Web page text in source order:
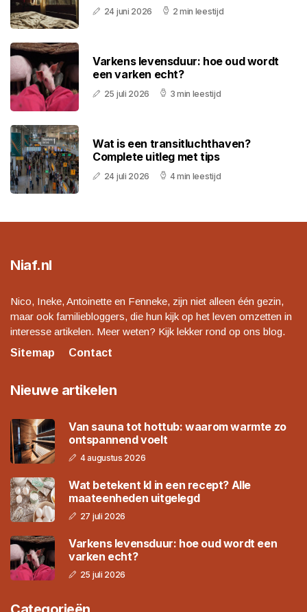
24 juni 2026 2 min leestijd
Varkens levensduur: hoe oud wordt
een varken echt?
25 juli 2026 3 min leestijd
Wat is een transitluchthaven?
Complete uitleg met tips
24 juli 2026 4 min leestijd
Niaf.nl
Nico, Ineke, Antoinette en Fenneke, zijn niet alleen één gezin,
maar ook familiebloggers, die hun kijk op het leven omzetten in
interesse artikelen. Meer weten? Kijk lekker rond op ons blog.
Sitemap
Contact
Nieuwe artikelen
Van sauna tot hottub: waarom warmte zo
ontspannend voelt
4 augustus 2026
Wat betekent kl in een recept? Alle
maateenheden uitgelegd
27 juli 2026
Varkens levensduur: hoe oud wordt een
varken echt?
25 juli 2026